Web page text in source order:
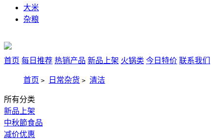
大米
杂粮
首页 每日推荐 热销产品 新品上架 火锅类 今日特价 联系我们
首页 > 日常杂货 > 清洁
所有分类
新品上架
中秋節食品
减价优惠